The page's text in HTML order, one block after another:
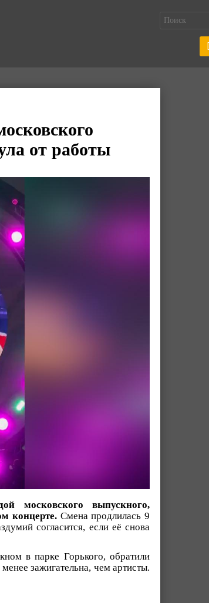
от работы
московского выпускного,
концерте.Смена продлилась 9
согласится, если её снова
в парке Горького, обратили
зажигательна, чем артисты.